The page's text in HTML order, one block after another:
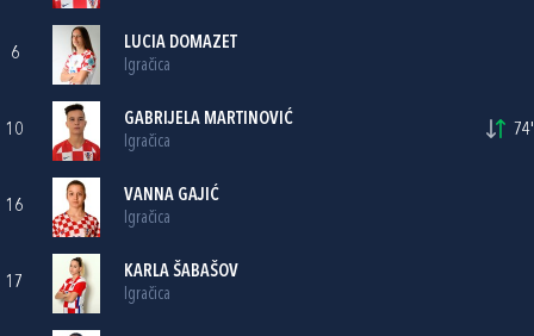
6
LUCIA DOMAZET
Igračica
10
GABRIJELA MARTINOVIĆ
Igračica
74'
16
VANNA GAJIĆ
Igračica
17
KARLA ŠABAŠOV
Igračica